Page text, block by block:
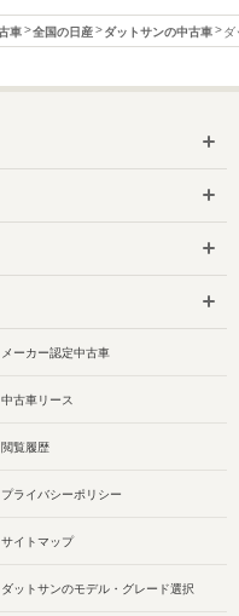
車 全国の日産 ダットサンの中古車 ダ
メーカー認定中古車
中古車リース
閲覧履歴
プライバシーポリシー
サイトマップ
ダットサンのモデル・グレード選択